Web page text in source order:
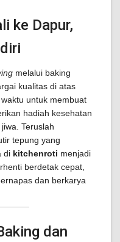
ke Dapur,
melalui baking
kualitas di atas
untuk membuat
hadiah kesehatan
Teruslah
tepung yang
di kitchenroti menjadi
berdetak cepat,
dan berkarya
dan